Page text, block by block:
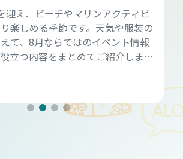
迎え、ビーチやマリンアクティビ
楽しめる季節です。天気や服装の
て、8月ならではのイベント情報
立つ内容をまとめてご紹介しま